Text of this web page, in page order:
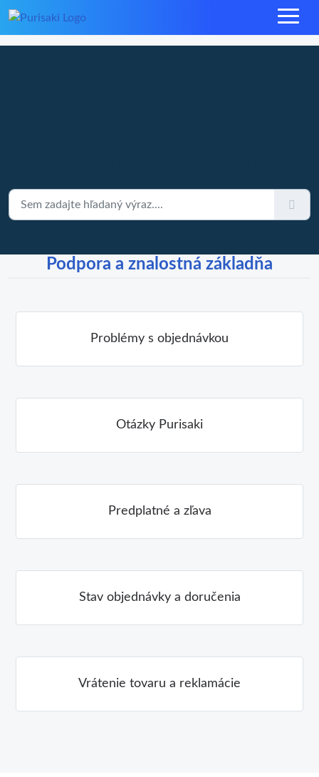
Podpora a znalostná základňa
Problémy s objednávkou
Otázky Purisaki
Predplatné a zľava
Stav objednávky a doručenia
Vrátenie tovaru a reklamácie